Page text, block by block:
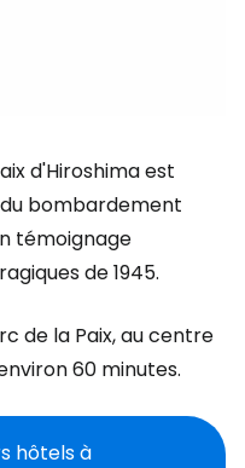
d'Hiroshima est
bombardement
témoignage
de 1945.
de la Paix, au centre
60 minutes.
hôtels à